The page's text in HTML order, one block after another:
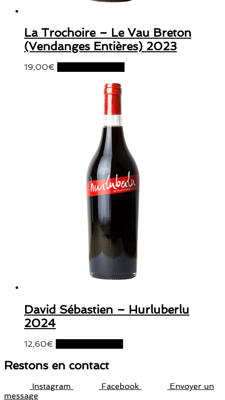
La Trochoire – Le Vau Breton
(Vendanges Entières) 2023
19,00€
David Sébastien – Hurluberlu
2024
12,60€
Restons en contact
Instagram Facebook
Envoyer un
message